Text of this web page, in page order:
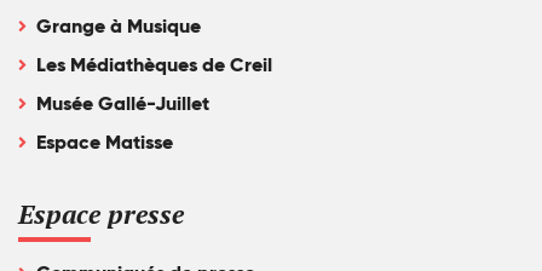
Grange à Musique
Les Médiathèques de Creil
Musée Gallé-Juillet
Espace Matisse
Espace presse